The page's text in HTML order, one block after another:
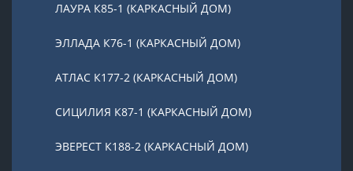
ЛАУРА К85-1 (КАРКАСНЫЙ ДОМ)
ЭЛЛАДА К76-1 (КАРКАСНЫЙ ДОМ)
АТЛАС К177-2 (КАРКАСНЫЙ ДОМ)
СИЦИЛИЯ К87-1 (КАРКАСНЫЙ ДОМ)
ЭВЕРЕСТ К188-2 (КАРКАСНЫЙ ДОМ)